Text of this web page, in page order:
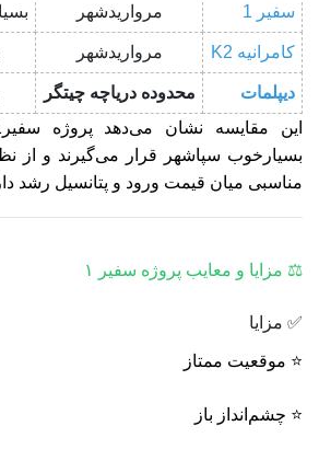
سفیر 1 مرواریدشهر
کامرانیه K2 مرواریدشهر
دیپلمات محدوده دریاچه چیتگر
بسیارخوب سپاشهر قرار می‌گیرند و از
مناسبی میان قیمت ورود و پتانسیل رشد
⚖️ مزایا و معایب پروژه سفیر ۱
✅ مزایا
⭐ موقعیت ممتاز
⭐ چشم‌انداز باز